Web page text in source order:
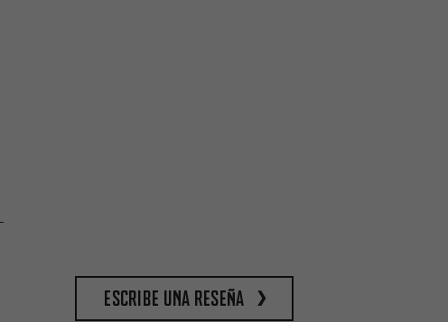
escribe una reseña